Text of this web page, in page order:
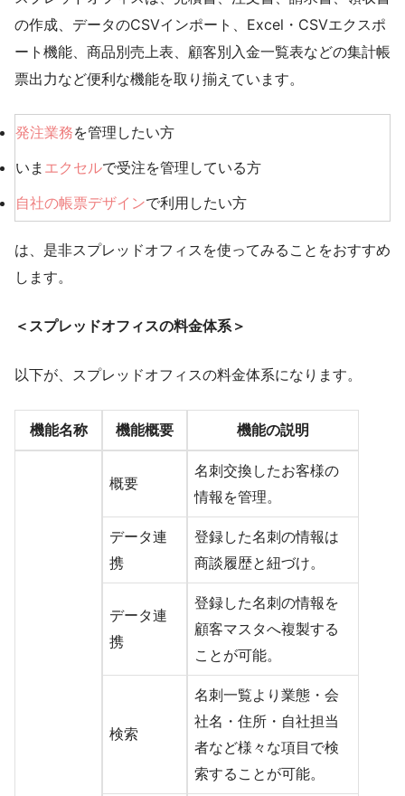
の作成、データのCSVインポート、Excel・CSVエクスポ
ート機能、商品別売上表、顧客別入金一覧表などの集計帳
票出力など便利な機能を取り揃えています。
発注業務を管理したい方
いま エクセルで受注を管理している方
自社の帳票デザインで利用したい方
は、是非スプレッドオフィスを使ってみることをおすすめ
します。
＜スプレッドオフィスの料金体系＞
以下が、スプレッドオフィスの料金体系になります。
機能名称 機能概要 機能の説明
概要
名刺交換したお客様の
情報を管理。
データ連
携
登録した名刺の情報は
商談履歴と紐づけ。
データ連
携
登録した名刺の情報を
顧客マスタへ複製する
ことが可能。
検索
名刺一覧より業態・会
社名・住所・自社担当
者など様々な項目で検
索することが可能。